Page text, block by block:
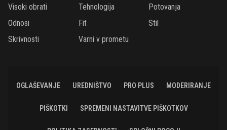
Visoki obrati
Tehnologija
Potovanja
Odnosi
Fit
Stil
Skrivnosti
Varni v prometu
OGLAŠEVANJE UREDNIŠTVO PRO PLUS MODERIRANJE
PIŠKOTKI SPREMENI NASTAVITVE PIŠKOTKOV